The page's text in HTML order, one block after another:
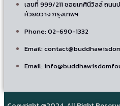
เลขที่ 999/211 ซอยเกศินีวิลล์ ถน
ห้วยขวาง กรุงเทพฯ
Phone: 02-690-1332
Email:
Email: